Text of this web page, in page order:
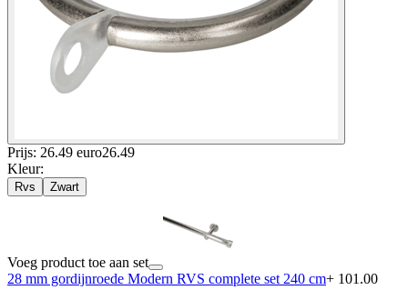
Prijs: 26.49 euro26.49
Kleur:
Rvs Zwart
Voeg product toe aan set
28 mm gordijnroede Modern RVS complete set 240 cm+ 101.00